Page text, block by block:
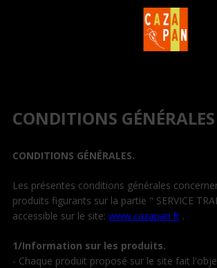
CONDITIONS GÉNÉRALES
CONDITIONS GÉNÉRALES.
Les présentes conditions générales
produits figurants sur la partie " SERVICE
accessible sur le site: www.cazapan.fr .
1/Information sur les produits.
- Chaque produit proposé sur le site fait